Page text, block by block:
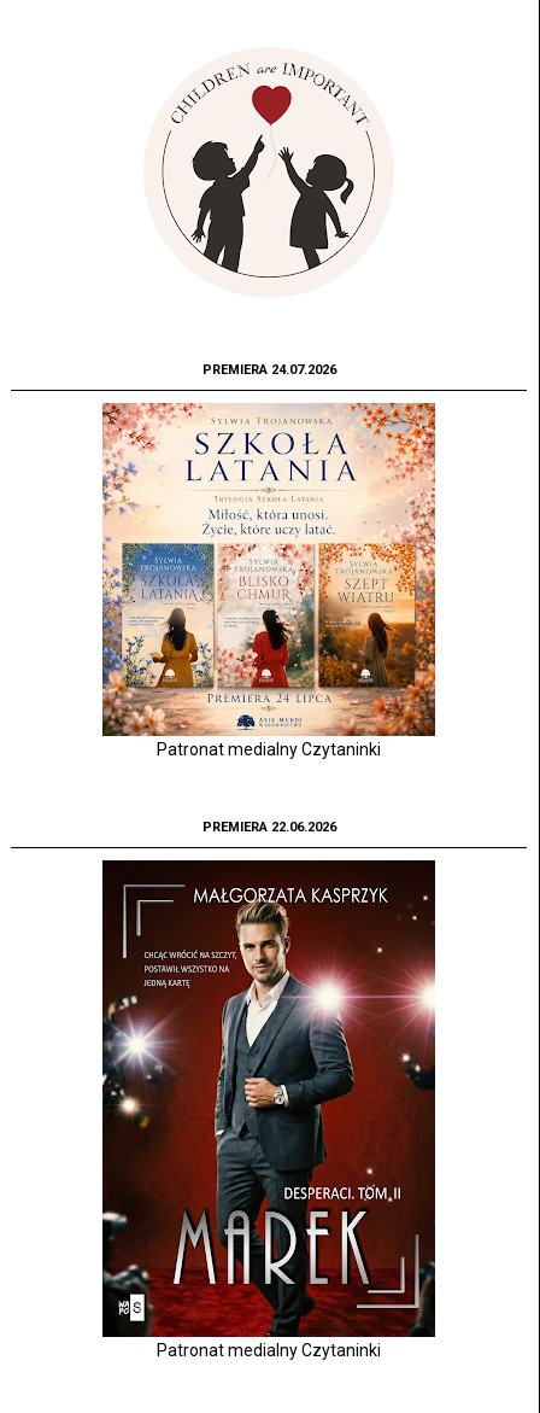
PREMIERA 24.07.2026
Patronat medialny Czytaninki
PREMIERA 22.06.2026
Patronat medialny Czytaninki